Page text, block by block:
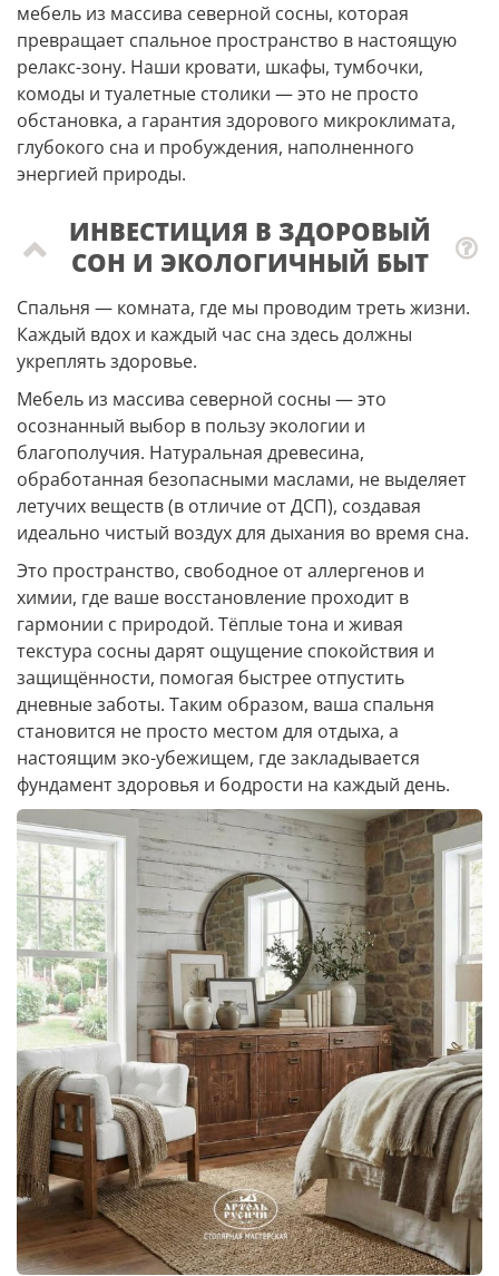
мебель из массива северной сосны, которая
превращает спальное пространство в настоящую
релакс-зону. Наши кровати, шкафы, тумбочки,
комоды и туалетные столики — это не просто
обстановка, а гарантия здорового микроклимата,
глубокого сна и пробуждения, наполненного
энергией природы.
ИНВЕСТИЦИЯ В ЗДОРОВЫЙ
СОН И ЭКОЛОГИЧНЫЙ БЫТ
Спальня — комната, где мы проводим треть жизни.
Каждый вдох и каждый час сна здесь должны
укреплять здоровье.
Мебель из массива северной сосны — это
осознанный выбор в пользу экологии и
благополучия. Натуральная древесина,
обработанная безопасными маслами, не выделяет
летучих веществ (в отличие от ДСП), создавая
идеально чистый воздух для дыхания во время сна.
Это пространство, свободное от аллергенов и
химии, где ваше восстановление проходит в
гармонии с природой. Тёплые тона и живая
текстура сосны дарят ощущение спокойствия и
защищённости, помогая быстрее отпустить
дневные заботы. Таким образом, ваша спальня
становится не просто местом для отдыха, а
настоящим эко-убежищем, где закладывается
фундамент здоровья и бодрости на каждый день.